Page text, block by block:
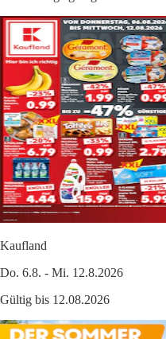
Kaufland
Do. 6.8. - Mi. 12.8.2026
Gültig bis 12.08.2026